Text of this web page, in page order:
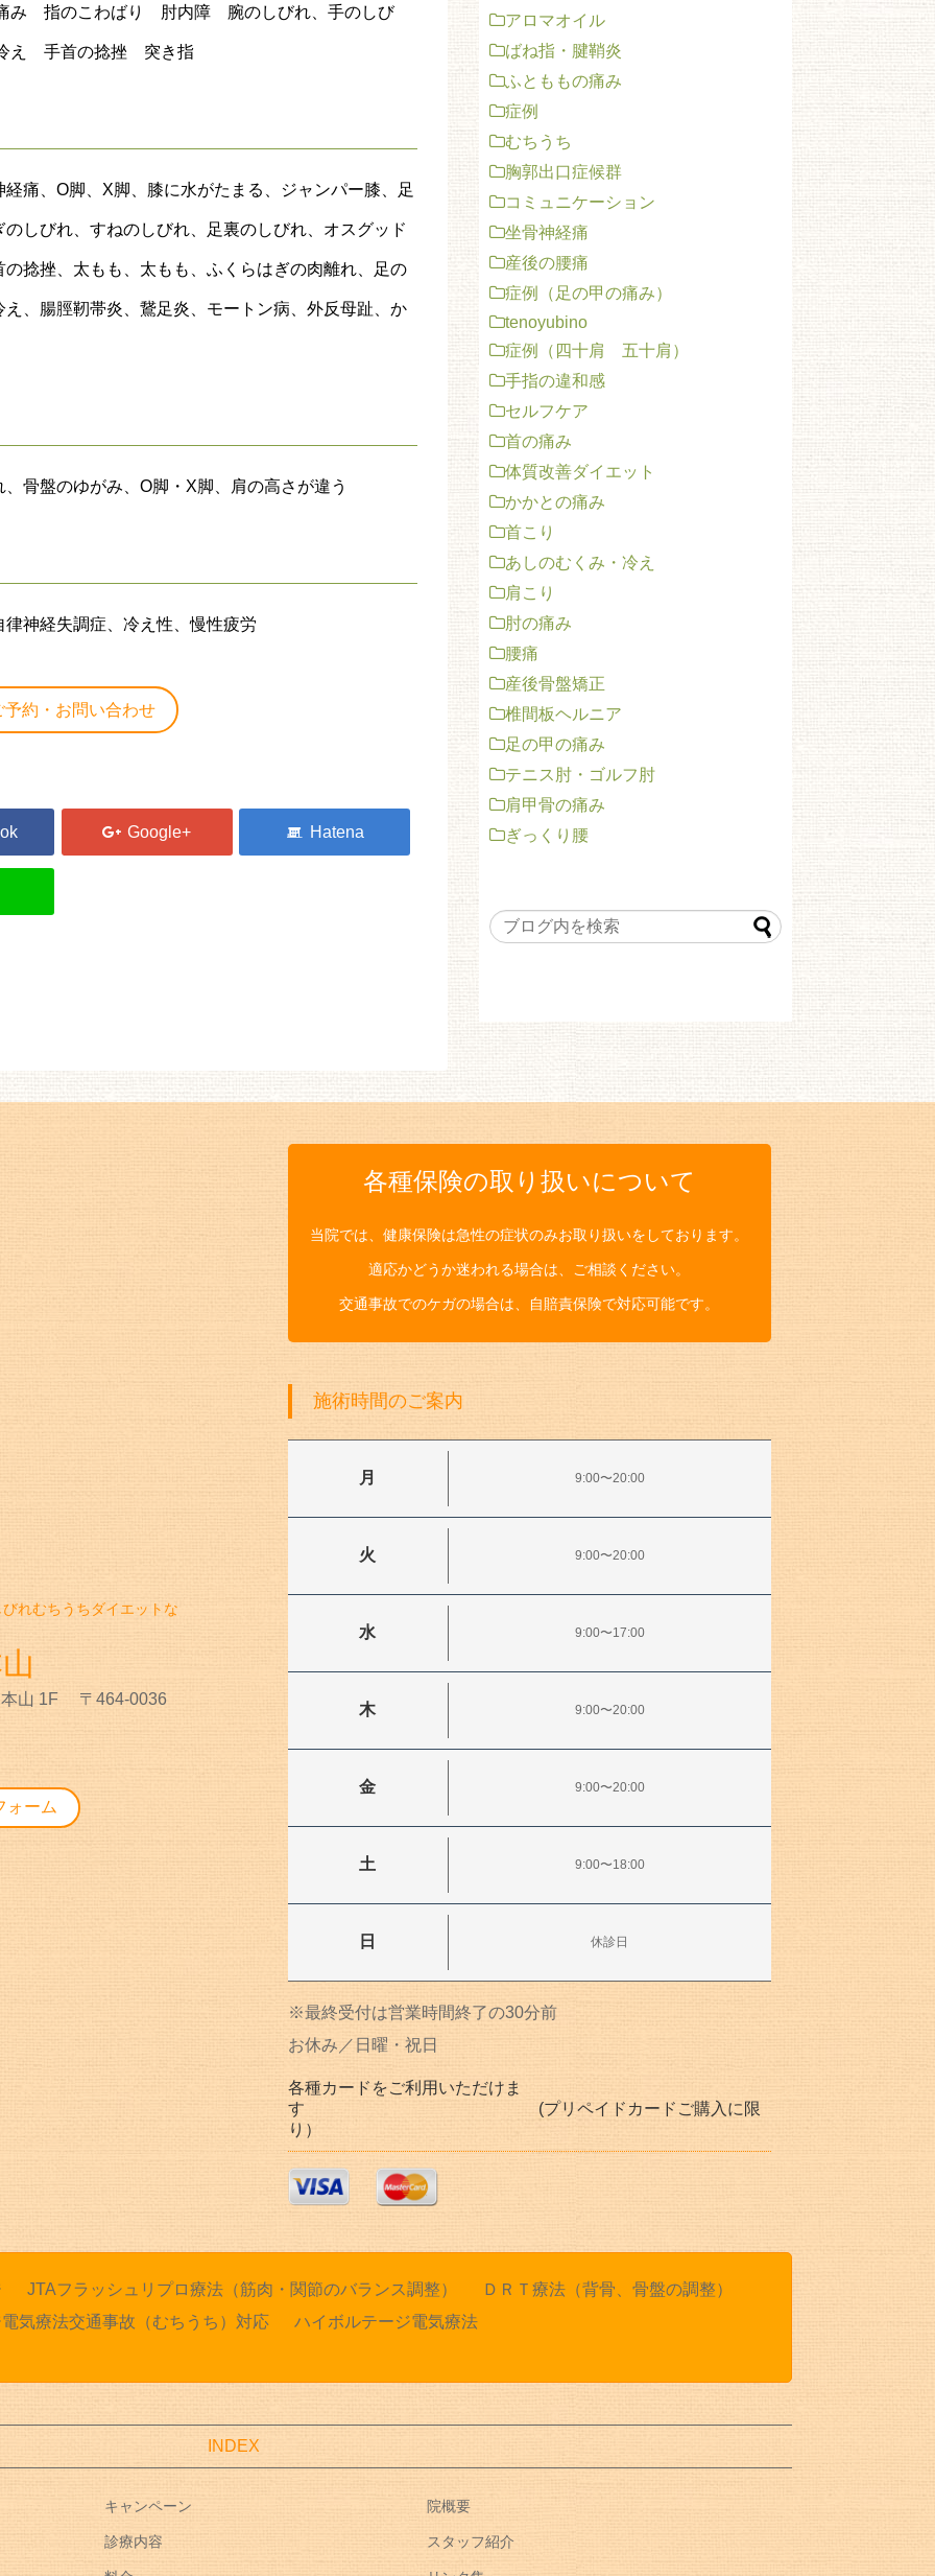
み 指のこわばり 肘内障 腕のしびれ、手のしび
え 手首の捻挫 突き指
痛、O脚、X脚、膝に水がたまる、ジャンパー膝、足
しびれ、すねのしびれ、足裏のしびれ、オスグッド
捻挫、太もも、太もも、ふくらはぎの肉離れ、足の
、腸脛靭帯炎、鵞足炎、モートン病、外反母趾、か
骨盤のゆがみ、O脚・X脚、肩の高さが違う
神経失調症、冷え性、慢性疲労
約・お問い合わせ
アロマオイル
ばね指・腱鞘炎
ふとももの痛み
症例
むちうち
胸郭出口症候群
コミュニケーション
坐骨神経痛
産後の腰痛
症例（足の甲の痛み）
tenoyubino
症例（四十肩 五十肩）
手指の違和感
セルフケア
首の痛み
体質改善ダイエット
かかとの痛み
首こり
あしのむくみ・冷え
肩こり
肘の痛み
腰痛
産後骨盤矯正
椎間板ヘルニア
足の甲の痛み
テニス肘・ゴルフ肘
肩甲骨の痛み
ぎっくり腰
れむちうちダイエットな
山 1F 〒464-0036
ォーム
各種保険の取り扱いについて
当院では、健康保険は急性の症状のみお取り扱いをしております。
適応かどうか迷われる場合は、ご相談ください。
交通事故でのケガの場合は、自賠責保険で対応可能です。
施術時間のご案内
月 9:00〜20:00
火 9:00〜20:00
水 9:00〜17:00
木 9:00〜20:00
金 9:00〜20:00
土 9:00〜18:00
日 休診日
※最終受付は営業時間終了の30分前
お休み／日曜・祝日
各種カードをご利用いただけま
す (プリペイドカードご購入に限
り）
JTAフラッシュリプロ療法（筋肉・関節のバランス調整）
ＤＲＴ療法（背骨、骨盤の調整）
気療法交通事故（むちうち）対応
ハイボルテージ電気療法
INDEX
キャンペーン
診療内容
院概要
スタッフ紹介